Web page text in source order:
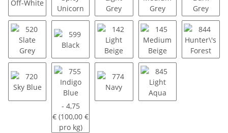
101 Off-White10 Spicy Unicorn504 Light Grey506 Medium Grey
510
520 Slate Grey599 Black 142 Light Beige145 Medium Beige
720 Sky Blue755 Indigo Blue
- 4,75
€ (100,00 €
pro kg)